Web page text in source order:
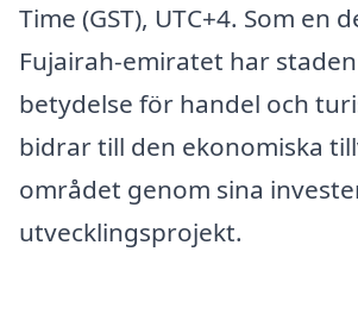
Time (GST), UTC+4. Som en
Fujairah-emiratet har
betydelse för handel och
bidrar till den ekonomiska
området genom sina
utvecklingsprojekt.